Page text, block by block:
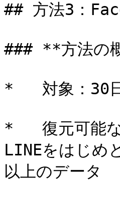
## 方法3：
### **方法の
*   対象：30日
*   復元可能な
LINEをはじめ
以上のデータ